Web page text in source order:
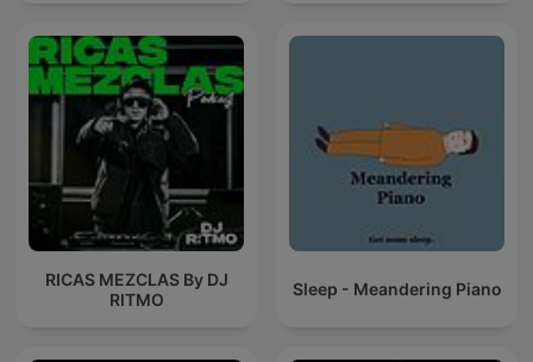
RICAS MEZCLAS By DJ
RITMO
Sleep - Meandering Piano